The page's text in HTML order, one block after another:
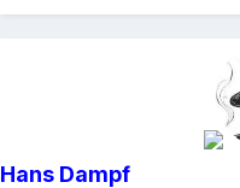
Hans Dampf